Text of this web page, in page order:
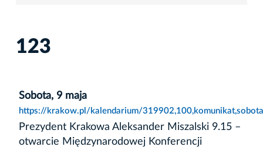
123
Sobota, 9 maja
https://krakow.pl/kalendarium/
Prezydent Krakowa Aleksander Miszalski 9.15 –
otwarcie Międzynarodowej Konferencji